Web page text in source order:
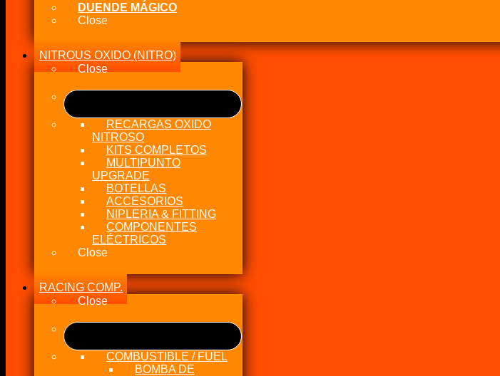
DUENDE MÁGICO
Close
NITROUS OXIDO (NITRO)
Close
RECARGAS OXIDO
NITROSO
KITS COMPLETOS
MULTIPUNTO
UPGRADE
BOTELLAS
ACCESORIOS
NIPLERIA & FITTING
COMPONENTES
ELÉCTRICOS
Close
RACING COMP.
Close
COMBUSTIBLE / FUEL
BOMBA DE